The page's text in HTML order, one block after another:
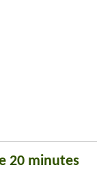
20 minutes